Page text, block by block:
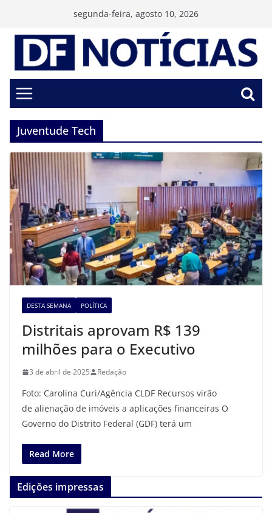
conteúdo
segunda-feira, agosto 10, 2026
Juventude Tech
DESTA SEMANA POLÍTICA
Distritais aprovam R$ 139
milhões para o Executivo
3 de abril de 2025 Redação
Foto: Carolina Curi/Agência CLDF Recursos virão
de alienação de imóveis a aplicações financeiras O
Governo do Distrito Federal (GDF) terá um
Read More
Edições impressas